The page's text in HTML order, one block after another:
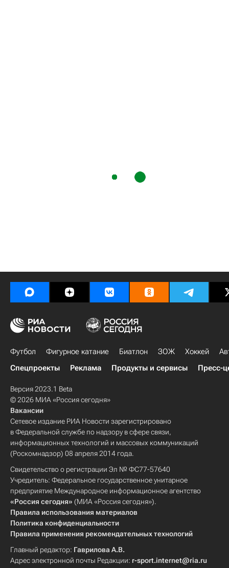
Футбол Фигурное катание Биатлон ЗОЖ Хоккей
Спецпроекты
Реклама Продукты и сервисы Пресс-
Версия 2023.1 Beta
© 2026 МИА «Россия сегодня»
Вакансии
Сетевое издание РИА Новости зарегистрировано
в Федеральной службе по надзору в сфере связи,
информационных технологий и массовых коммуникаций
(Роскомнадзор) 08 апреля 2014 года.
Свидетельство о регистрации Эл № ФС77-57640
Учредитель: Федеральное государственное унитарное
предприятие Международное информационное агентство
«Россия сегодня» (МИА «Россия сегодня»).
Правила использования материалов
Политика конфиденциальности
Правила применения рекомендательных технологий
Главный редактор: Гаврилова А.В.
Адрес электронной почты Редакции: r-sport.internet@ria.ru